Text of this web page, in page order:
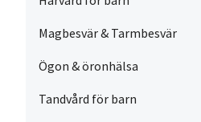
Magbesvär & Tarmbesvär
Ögon & öronhälsa
Tandvård för barn